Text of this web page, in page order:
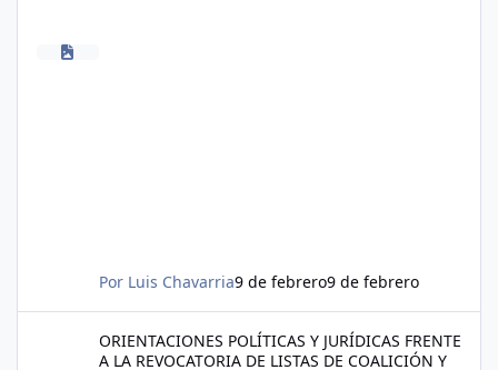
Por Luis Chavarria9 de febrero9 de febrero
ORIENTACIONES POLÍTICAS Y JURÍDICAS FRENTE
A LA REVOCATORIA DE LISTAS DE COALICIÓN Y